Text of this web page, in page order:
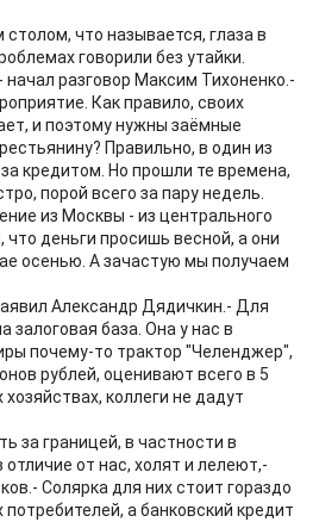
что называется, глаза в
говорили без утайки.
начал разговор Максим Тихоненко.-
Как правило, своих
и поэтому нужны заёмные
Правильно, в один из
кредитом. Но прошли те времена,
порой всего за пару недель.
из Москвы - из центрального
что деньги просишь весной, а они
осенью. А зачастую мы получаем
Александр Дядичкин.- Для
залоговая база. Она у нас в
почему-то трактор "Челенджер",
рублей, оценивают всего в 5
коллеги не дадут
за границей, в частности в
от нас, холят и лелеют,-
Солярка для них стоит гораздо
а банковский кредит